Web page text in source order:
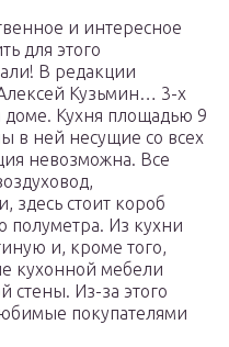
и интересное
для этого
В редакции
Кузьмин… 3-х
доме. Кухня площадью 9
в ней несущие со всех
невозможна. Все
здесь стоит короб
полуметра. Из кухни
и, кроме того,
кухонной мебели
стены. Из-за этого
покупателями